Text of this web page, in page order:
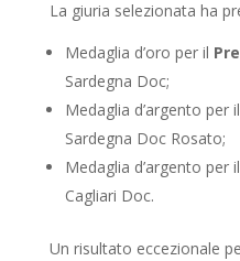
La giuria selezionata ha
Medaglia d’oro per il
Sardegna Doc;
Medaglia d’argento per il
Sardegna Doc Rosato;
Medaglia d’argento per il
Cagliari Doc.
Un risultato eccezionale